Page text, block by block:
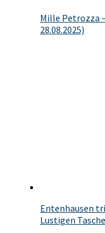
Mille Petrozza
28.08.2025)
Entenhausen
Lustigen